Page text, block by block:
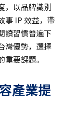
，以品牌識別
事 IP 效益，帶
讀習慣普遍下
灣優勢，選擇
要課題。
產業提